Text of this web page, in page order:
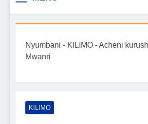
Tanzania
kilimo, mitindo, na
mafanikio yako.
Nyumbani - KILIMO -Acheni
Mwanri
KILIMO